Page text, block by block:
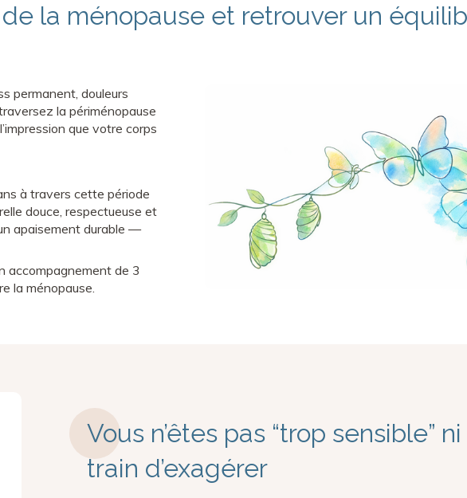
la ménopause et retrouver un
permanent, douleurs
la périménopause
que votre corps
à travers cette période
douce, respectueuse et
apaisement durable —
accompagnement de 3
la ménopause.
Vous n’êtes pas “trop sensible” ni
train d’exagérer